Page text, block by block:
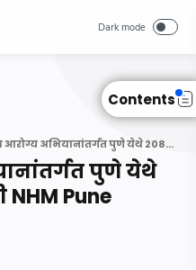
Contents
राष्ट्रीय आरोग्य अभियानांतर्गत पुणे येथे 208 जागांसाठी भरती NHM Pune Recruitment 2022
पुणे येथे
NHM Pune